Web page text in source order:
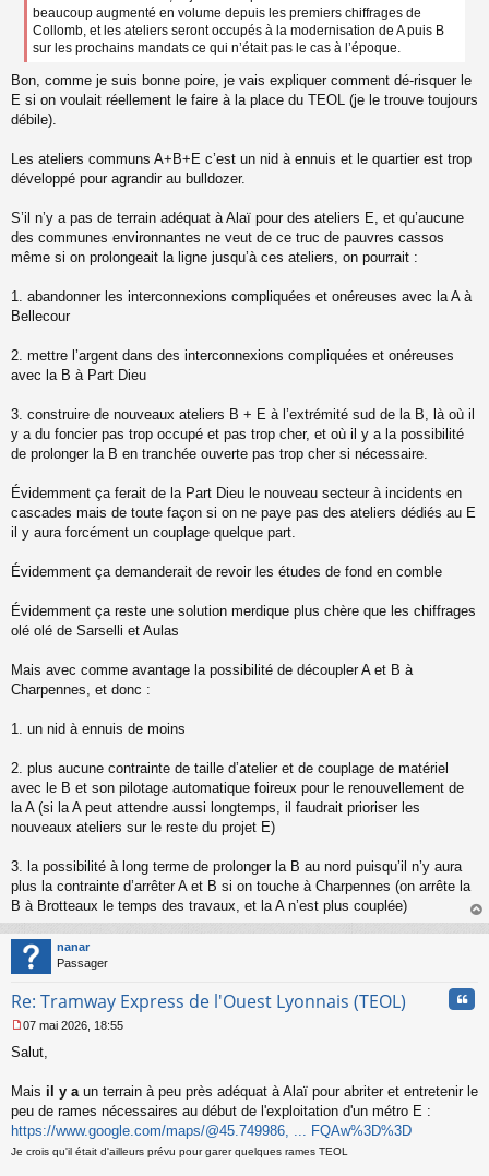
beaucoup augmenté en volume depuis les premiers chiffrages de
Collomb, et les ateliers seront occupés à la modernisation de A puis B
sur les prochains mandats ce qui n’était pas le cas à l’époque.
Bon, comme je suis bonne poire, je vais expliquer comment dé-risquer le
E si on voulait réellement le faire à la place du TEOL (je le trouve toujours
débile).
Les ateliers communs A+B+E c’est un nid à ennuis et le quartier est trop
développé pour agrandir au bulldozer.
S’il n’y a pas de terrain adéquat à Alaï pour des ateliers E, et qu’aucune
des communes environnantes ne veut de ce truc de pauvres cassos
même si on prolongeait la ligne jusqu’à ces ateliers, on pourrait :
1. abandonner les interconnexions compliquées et onéreuses avec la A à
Bellecour
2. mettre l’argent dans des interconnexions compliquées et onéreuses
avec la B à Part Dieu
3. construire de nouveaux ateliers B + E à l’extrémité sud de la B, là où il
y a du foncier pas trop occupé et pas trop cher, et où il y a la possibilité
de prolonger la B en tranchée ouverte pas trop cher si nécessaire.
Évidemment ça ferait de la Part Dieu le nouveau secteur à incidents en
cascades mais de toute façon si on ne paye pas des ateliers dédiés au E
il y aura forcément un couplage quelque part.
Évidemment ça demanderait de revoir les études de fond en comble
Évidemment ça reste une solution merdique plus chère que les chiffrages
olé olé de Sarselli et Aulas
Mais avec comme avantage la possibilité de découpler A et B à
Charpennes, et donc :
1. un nid à ennuis de moins
2. plus aucune contrainte de taille d’atelier et de couplage de matériel
avec le B et son pilotage automatique foireux pour le renouvellement de
la A (si la A peut attendre aussi longtemps, il faudrait prioriser les
nouveaux ateliers sur le reste du projet E)
3. la possibilité à long terme de prolonger la B au nord puisqu’il n’y aura
plus la contrainte d’arrêter A et B si on touche à Charpennes (on arrête la
B à Brotteaux le temps des travaux, et la A n’est plus couplée)
au
nanar
Passager
Re: Tramway Express de l'Ouest Lyonnais (TEOL)
e
s
g
e
n
07 mai 2026, 18:55
Salut,
Mais il y aun terrain à peu près adéquat à Alaï pour abriter et entretenir le
peu de rames nécessaires au début de l'exploitation d'un métro E :
https://www.google.com/maps/@45.749986, ... FQAw%3D%3D
Je crois qu'il était d'ailleurs prévu pour garer quelques rames TEOL